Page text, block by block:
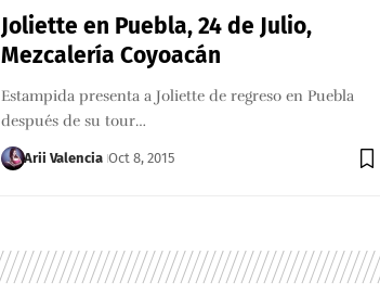
Joliette en Puebla, 24 de Julio,
Mezcalería Coyoacán
Estampida presenta a Joliette de regreso en Puebla
después de su tour…
Arii Valencia Oct 8, 2015